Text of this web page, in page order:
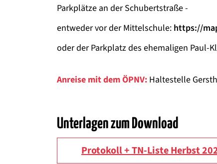
Parkplätze an der Schubertstraße -
entweder vor der Mittelschule: https://
oder der Parkplatz des ehemaligen Paul-
Anreise mit dem ÖPNV: Haltestelle
Unterlagen zum Download
Protokoll + TN-Liste Herbst